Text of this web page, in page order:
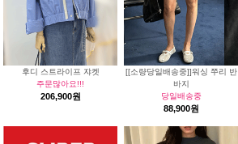
후디 스트라이프 쟈켓
주문많아요!!!
206,900원
[[소량당일배송중]]워싱 쭈리 반
바지
당일배송중
88,900원